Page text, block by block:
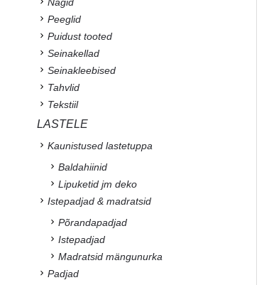
Peeglid
Puidust tooted
Seinakellad
Seinakleebised
Tahvlid
Tekstiil
LASTELE
Kaunistused lastetuppa
Baldahiinid
Lipuketid jm deko
Istepadjad & madratsid
Põrandapadjad
Istepadjad
Madratsid mängunurka
Padjad